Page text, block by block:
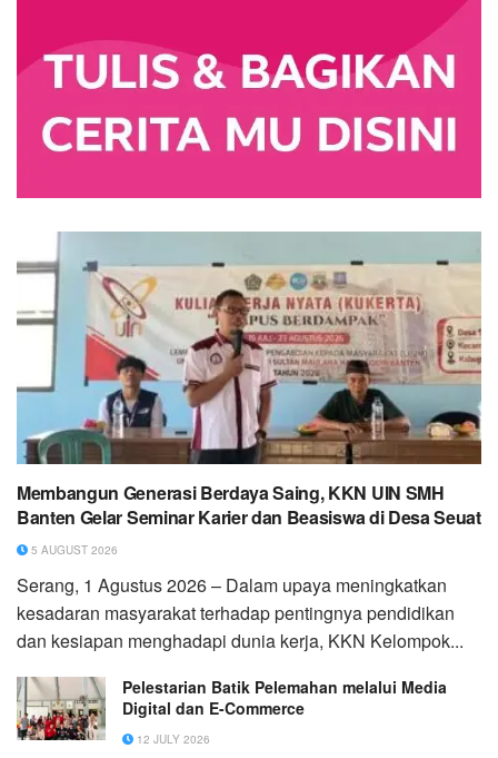
Membangun Generasi Berdaya Saing, KKN UIN SMH
Banten Gelar Seminar Karier dan Beasiswa di Desa Seuat
5 AUGUST 2026
Serang, 1 Agustus 2026 – Dalam upaya meningkatkan
kesadaran masyarakat terhadap pentingnya pendidikan
dan kesiapan menghadapi dunia kerja, KKN Kelompok...
Pelestarian Batik Pelemahan melalui Media
Digital dan E-Commerce
12 JULY 2026